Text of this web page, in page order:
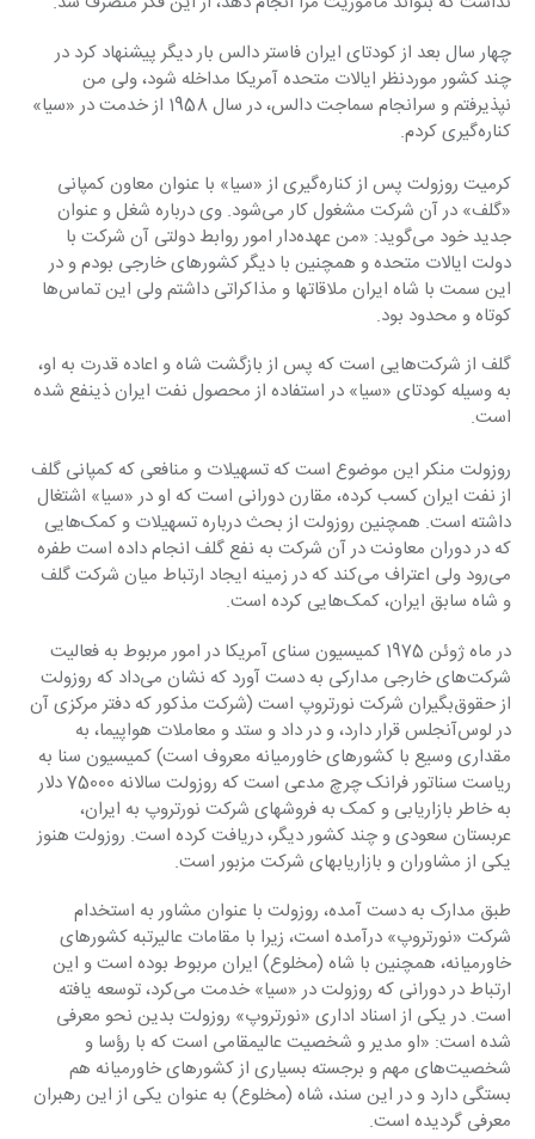
چهار سال بعد از کودتای ایران فاستر دالس بار دیگر پیشنهاد کرد در
چند کشور موردنظر ایالات متحده ‏آمریکا مداخله شود، ولی من
نپذیرفتم و سرانجام سماجت دالس، در سال 1958 از خدمت در «سیا»
‏کناره‌گیری کردم.‏
کرمیت روزولت پس از کناره‌گیری از «سیا» با عنوان معاون کمپانی
«گلف» در آن شرکت مشغول کار ‏می‌شود. وی درباره شغل و عنوان
جدید خود می‌گوید: «من عهده‌دار امور روابط دولتی آن شرکت با
دولت ‏ایالات متحده و همچنین با دیگر کشورهای خارجی بودم و در
این سمت با شاه ایران ملاقاتها و مذاکراتی ‏داشتم ولی این تماس‌ها
کوتاه و محدود بود.‏
گلف از شرکت‌هایی است که پس از بازگشت شاه و اعاده قدرت به او،
به وسیله کودتای «سیا» در استفاده ‏از محصول نفت ایران ذینفع شده
است.‏
روزولت منکر این موضوع است که تسهیلات و منافعی که کمپانی گلف
از نفت ایران کسب کرده، مقارن ‏دورانی است که او در «سیا» اشتغال
داشته است. همچنین روزولت از بحث درباره تسهیلات و کمک‌هایی
‏که در دوران معاونت در آن شرکت به نفع گلف انجام داده است طفره
می‌رود ولی اعتراف می‌کند که در ‏زمینه ایجاد ارتباط میان شرکت گلف
و شاه سابق ایران، کمک‌هایی کرده است.‏
در ماه ژوئن 1975 کمیسیون سنای آمریکا در امور مربوط به فعالیت
شرکت‌های خارجی مدارکی به دست ‏آورد که نشان می‌داد که روزولت
از حقوق‌بگیران شرکت نورتروپ است (شرکت مذکور که دفتر مرکزی ‏آن
در لوس‌آنجلس قرار دارد، و در داد و ستد و معاملات هواپیما، به
مقداری وسیع با کشورهای خاورمیانه ‏معروف است) کمیسیون سنا به
ریاست سناتور فرانک چرچ مدعی است که روزولت سالانه 75000 دلار
به ‏خاطر بازاریابی و کمک به فروشهای شرکت نورتروپ به ایران،
عربستان سعودی و چند کشور دیگر، ‏دریافت کرده است. روزولت هنوز
یکی از مشاوران و بازاریابهای شرکت مزبور است.‏
طبق مدارک به دست آمده، روزولت با عنوان مشاور به استخدام
شرکت «نورتروپ» درآمده است، زیرا با ‏مقامات عالیرتبه کشورهای
خاورمیانه، همچنین با شاه (مخلوع) ایران مربوط بوده است و این
ارتباط در ‏دورانی که روزولت در «سیا» خدمت می‌کرد، توسعه یافته
است. در یکی از اسناد اداری «نورتروپ» ‏روزولت بدین نحو معرفی
شده است: «او مدیر و شخصیت عالیمقامی است که با رؤسا و
شخصیت‌های ‏مهم و برجسته بسیاری از کشورهای خاورمیانه هم
بستگی دارد و در این سند، شاه (مخلوع) به عنوان یکی ‏از این رهبران
معرفی گردیده است.‏